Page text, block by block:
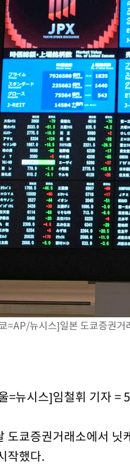
특검, '계엄 수용공간 확보' 신
목한 韓축구 파문…"국민적
수수색에 성접대 파문까지…'
합리화위원회 부위원장에 김
, 폭염 속 AT마드리드 첫 훈
체 일자리, 7월에 2.3만개 순
사업체, 일자리 7월에 2.3
대통령 "부동산 공급 기존 사
만과 '중앙 단일 루트' 합의…
폭 하락"…수도권 폭염중대경
통령, '호우피해' 안동·의성
청 지원 검사들, 정원 초과 시
도 찜통더위…곳곳 소나기·강
스, 용인·청주 팹에 54조 투
재영·이다영 자매, 아제르바
성 접대 7경기 들여다보니…
닥, 2.86포인트(0.36%) 내린
서 40.1도 관측…서울, 2018년
특검, '계엄 수용공간 확보' 신
목한 韓축구 파문…"국민적
수색에 성접대 파문까지…'쑥
=AP/뉴시스]일본 도쿄증권
=뉴시스]임철휘 기자 =
도쿄증권거래소에서
작했다.